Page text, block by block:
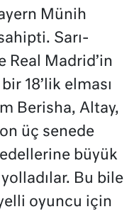
Münih
Sarı-
Real Madrid’in
18’lik elması
Berisha, Altay,
üç senede
büyük
Bu bile
oyuncu için